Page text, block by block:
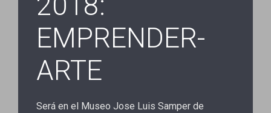
EMPRENDER-
ARTE
Será en el Museo Jose Luis Samper de